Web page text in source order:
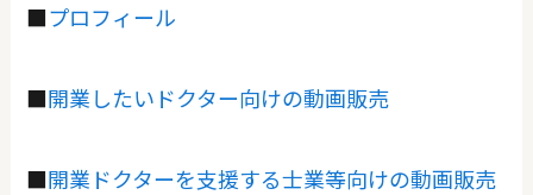
■プロフィール
■開業したいドクター向けの動画販売
■開業ドクターを支援する士業等向けの動画販売